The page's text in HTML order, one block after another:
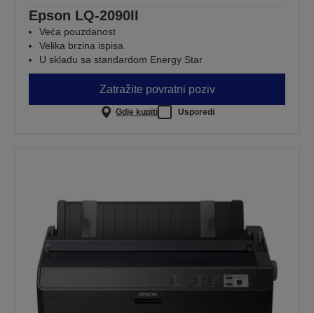
Epson LQ-2090II
Veća pouzdanost
Velika brzina ispisa
U skladu sa standardom Energy Star
Zatražite povratni poziv
Gdje kupiti Usporedi